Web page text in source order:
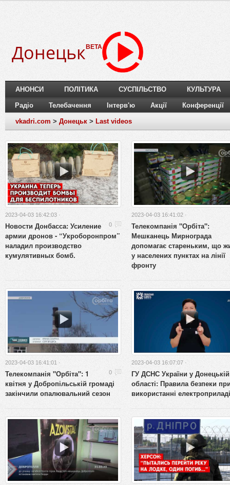
Донецьк BETA
АНОНСИ ПОЛІТИКА СУСПІЛЬСТВО КУЛЬТУРА
Радіо Телебачення Інтерв'ю Акції Конференції
vkadri.com > Донецьк > Last videos
2023-04-03 16:42:03 ·
0
Новости Донбасса: Усиление
армии дронов - “Укроборонпром”
наладил производство
кумулятивных бомб.
2023-04-03 16:41:02 ·
Телекомпанія "Орбіта":
Мешканець Мирнограда
допомагає стареньким, що
у населених пунктах на лінії
фронту
2023-04-03 16:41:01 ·
0
Телекомпанія "Орбіта": 1
квітня у Добропільській громаді
закінчили опалювальний сезон
2023-04-03 16:07:07 ·
ГУ ДСНС України у Донецькій
області: Правила безпеки
використанні